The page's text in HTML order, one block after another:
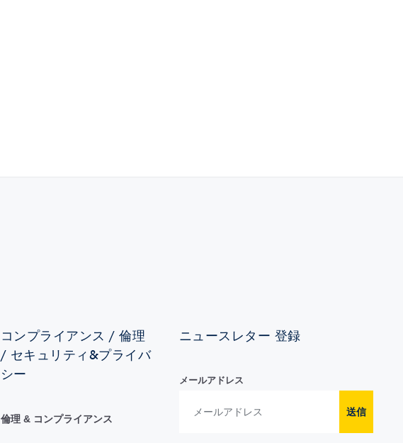
コンプライアンス / 倫理
/ セキュリティ&プライバ
シー
倫理 & コンプライアンス
ニュースレター 登録
メールアドレス
送信